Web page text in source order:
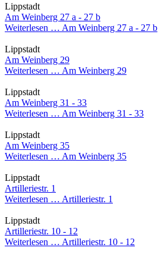
Lippstadt
Am Weinberg 27 a - 27 b
Weiterlesen … Am Weinberg 27 a - 27 b
Lippstadt
Am Weinberg 29
Weiterlesen … Am Weinberg 29
Lippstadt
Am Weinberg 31 - 33
Weiterlesen … Am Weinberg 31 - 33
Lippstadt
Am Weinberg 35
Weiterlesen … Am Weinberg 35
Lippstadt
Artilleriestr. 1
Weiterlesen … Artilleriestr. 1
Lippstadt
Artilleriestr. 10 - 12
Weiterlesen … Artilleriestr. 10 - 12